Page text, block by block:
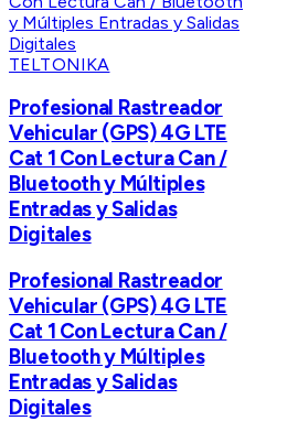
TELTONIKA
Profesional Rastreador
Vehicular (GPS) 4G LTE
Cat 1 Con Lectura Can /
Bluetooth y Múltiples
Entradas y Salidas
Digitales
Profesional Rastreador
Vehicular (GPS) 4G LTE
Cat 1 Con Lectura Can /
Bluetooth y Múltiples
Entradas y Salidas
Digitales